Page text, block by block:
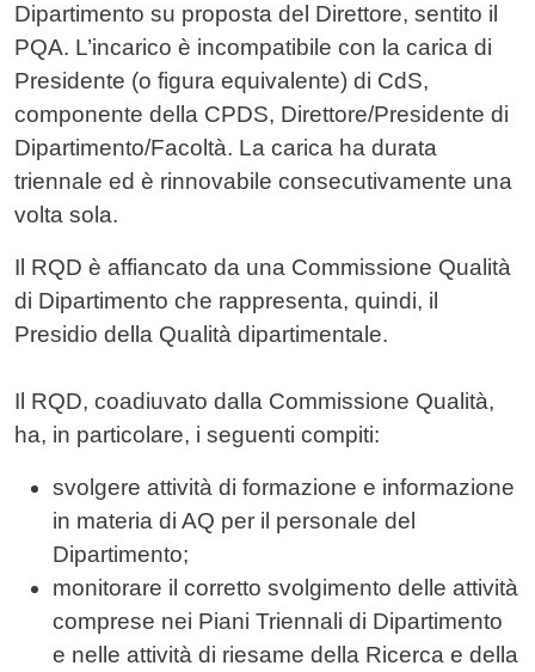
Dipartimento su proposta del Direttore, sentito il
PQA. L’incarico è incompatibile con la carica di
Presidente (o figura equivalente) di CdS,
componente della CPDS, Direttore/Presidente di
Dipartimento/Facoltà. La carica ha durata
triennale ed è rinnovabile consecutivamente una
volta sola.
Il RQD è affiancato da una Commissione Qualità
di Dipartimento che rappresenta, quindi, il
Presidio della Qualità dipartimentale.
Il RQD, coadiuvato dalla Commissione Qualità,
ha, in particolare, i seguenti compiti:
svolgere attività di formazione e informazione
in materia di AQ per il personale del
Dipartimento;
monitorare il corretto svolgimento delle attività
comprese nei Piani Triennali di Dipartimento
e nelle attività di riesame della Ricerca e della